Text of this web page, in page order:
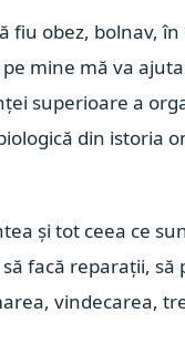
obez, bolnav,
mine mă va
superioare a
din istoria
și tot ceea ce
facă reparații,
vindecarea,